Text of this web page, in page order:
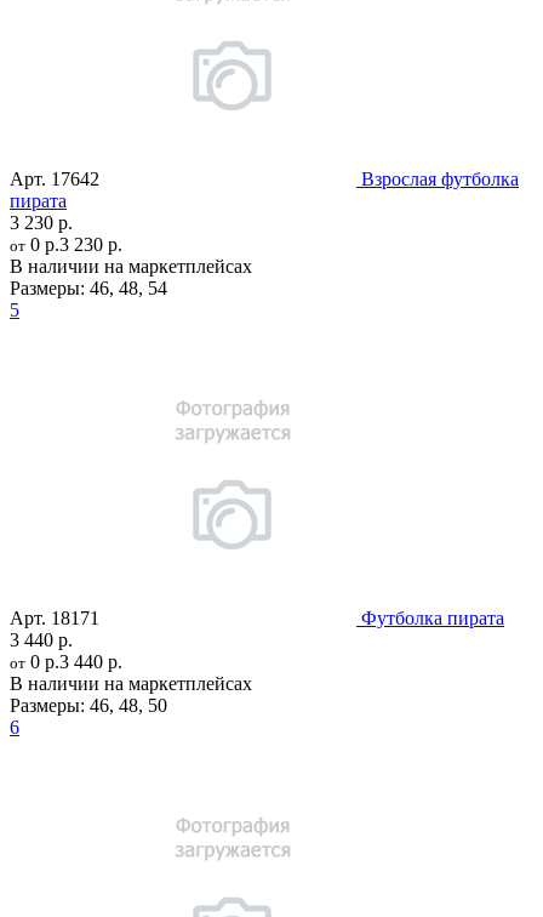
Арт. 17642
Взрослая футболка
пирата
3 230 р.
от 0 р.3 230 р.
В наличии на маркетплейсах
Размеры: 46, 48, 54
5
Арт. 18171
Футболка пирата
3 440 р.
от 0 р.3 440 р.
В наличии на маркетплейсах
Размеры: 46, 48, 50
6